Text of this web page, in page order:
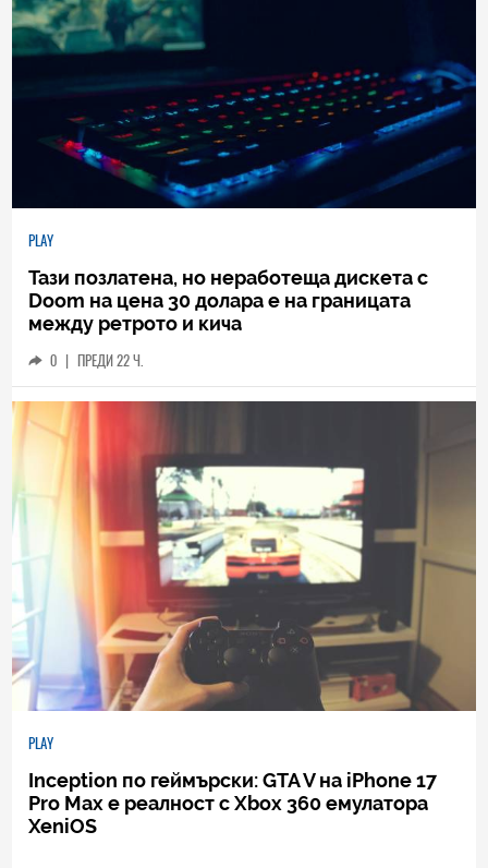
PLAY
Тази позлатена, но неработеща дискета с
Doom на цена 30 долара е на границата
между ретрото и кича
0 | ПРЕДИ 22 Ч.
PLAY
Inception по геймърски: GTA V на iPhone 17
Pro Max е реалност с Xbox 360 емулатора
XeniOS